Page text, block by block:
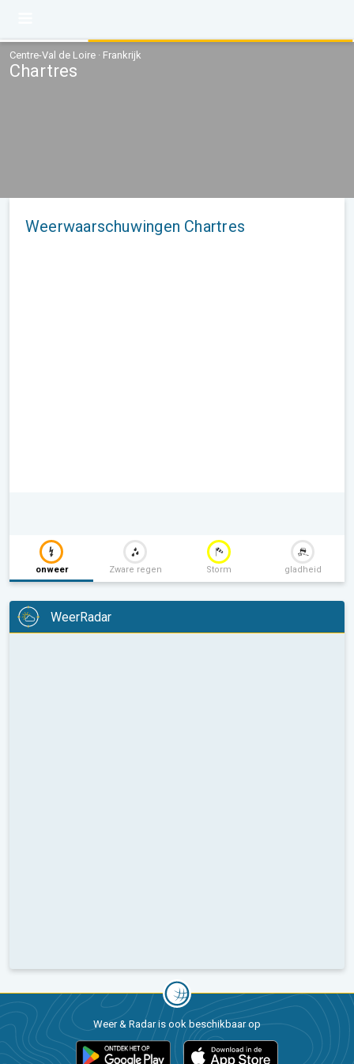
Centre-Val de Loire · Frankrijk
Chartres
Weerwaarschuwingen Chartres
onweer Zware regen Storm gladheid
WeerRadar
Weer & Radar is ook beschikbaar op